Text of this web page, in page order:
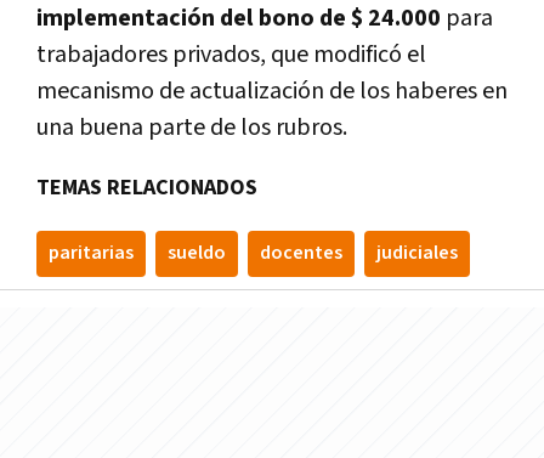
implementación del bono de $ 24.000 para
trabajadores privados, que modificó el
mecanismo de actualización de los haberes en
una buena parte de los rubros.
TEMAS RELACIONADOS
paritarias sueldo docentes judiciales